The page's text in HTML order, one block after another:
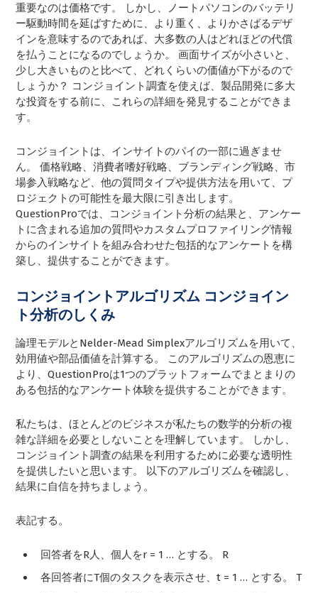
重要なのは価格です。 しかし、ノートパソコンのバッテリ
ー駆動時間を延ばすために、より重く、よりかさばるデザ
インを意味するのであれば、大多数の人はどれほどの代償
を払うことになるのでしょうか。 画面サイズが小さいと、
少し大きいものと比べて、どれくらいの価値が下がるので
しょうか？ コンジョイント調査を使えば、製品開発に多大
な投資をする前に、これらの詳細を発見することができま
す。
コンジョイントは、インサイトのパイの一部に過ぎませ
ん。 価格戦略、消費者嗜好戦略、ブランディング戦略、市
場参入戦略など、他の質問タイプや提供方法を用いて、プ
ロジェクトの可能性を最大限に引き出します。
QuestionProでは、コンジョイント分析の結果と、アンケー
トに含まれる追加の質問やカスタムプロファイリング情報
からのインサイトを組み合わせた包括的なアンケートを構
築し、提供することができます。
コンジョイントアルゴリズム コンジョイン
ト分析のしくみ
論理モデルとNelder-Mead Simplexアルゴリズムを用いて、
効用値や部品価値を計算する。 このアルゴリズムの恩恵に
より、QuestionProは1つのプラットフォームでまとまりの
ある包括的なアンケート体験を提供することができます。
私たちは、ほとんどのビジネスが私たちの数学的分析の複
雑な詳細を必要としないことを理解しています。 しかし、
コンジョイント調査の結果を利用するために必要な透明性
を提供したいと思います。 以下のアルゴリズムを確認し、
結果に自信を持ちましょう。
表記する。
回答者をR人、個人をr = 1 … とする。 R
各回答者にT個のタスクを表示させ、t = 1 … とする。 T